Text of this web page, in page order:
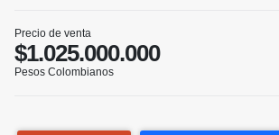
Precio de venta
$1.025.000.000
Pesos Colombianos